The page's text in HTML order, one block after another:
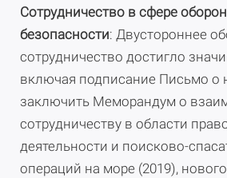
Сотрудничество в сфере
безопасности: Двустороннее
сотрудничество достигло
включая подписание Письмо о
заключить Меморандум о
сотрудничеству в области
деятельности и поисково-
операций на море (2019),